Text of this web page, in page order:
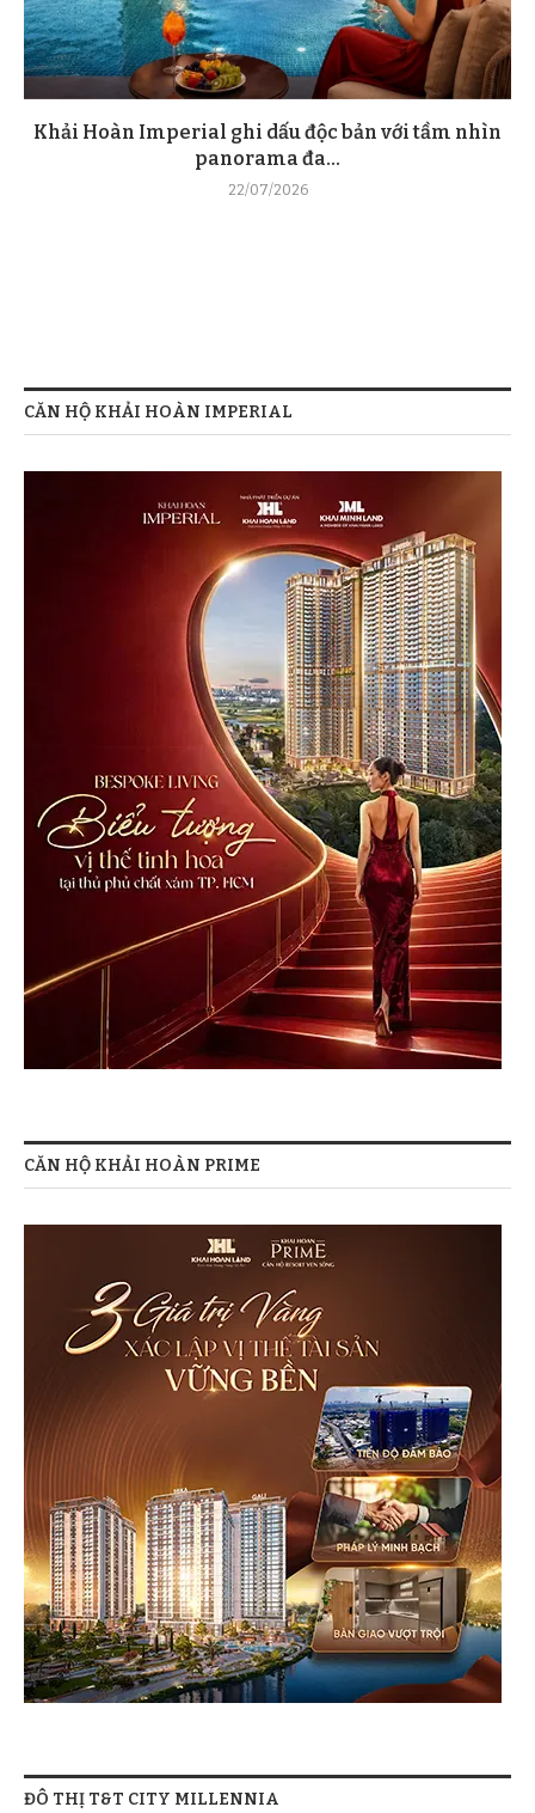
Khải Hoàn Imperial ghi dấu độc bản với tầm nhìn
panorama đa...
22/07/2026
CĂN HỘ KHẢI HOÀN IMPERIAL
CĂN HỘ KHẢI HOÀN PRIME
ĐÔ THỊ T&T CITY MILLENNIA